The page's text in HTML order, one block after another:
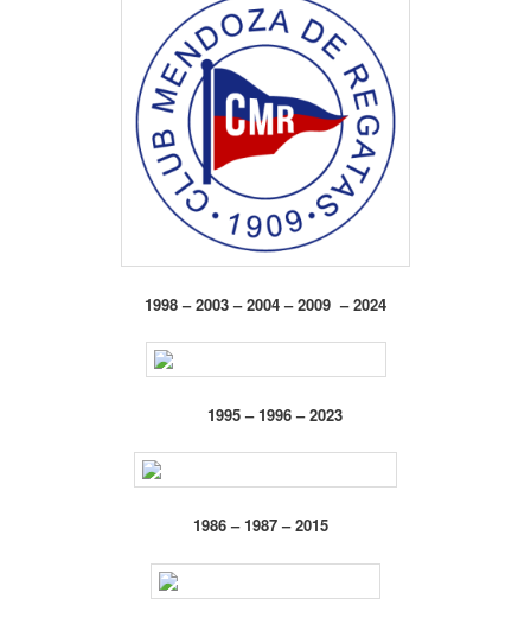
1998 – 2003 – 2004 – 2009 – 2024
1995 – 1996 – 2023
1986 – 1987 – 2015